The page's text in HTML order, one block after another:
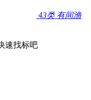
43类 有间渔
速找标吧